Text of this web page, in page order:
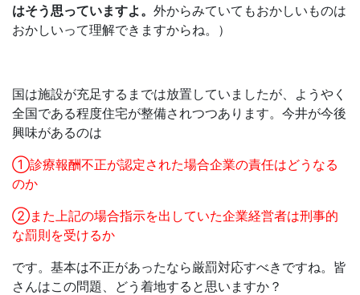
はそう思っていますよ。 外からみていてもおかしいものは
おかしいって理解できますからね。）
国は施設が充足するまでは放置していましたが、ようやく
全国である程度住宅が整備されつつあります。今井が今後
興味があるのは
①診療報酬不正が認定された場合企業の責任はどうなる
のか
②また上記の場合指示を出していた企業経営者は刑事的
な罰則を受けるか
です。基本は不正があったなら厳罰対応すべきですね。皆
さんはこの問題、どう着地すると思いますか？